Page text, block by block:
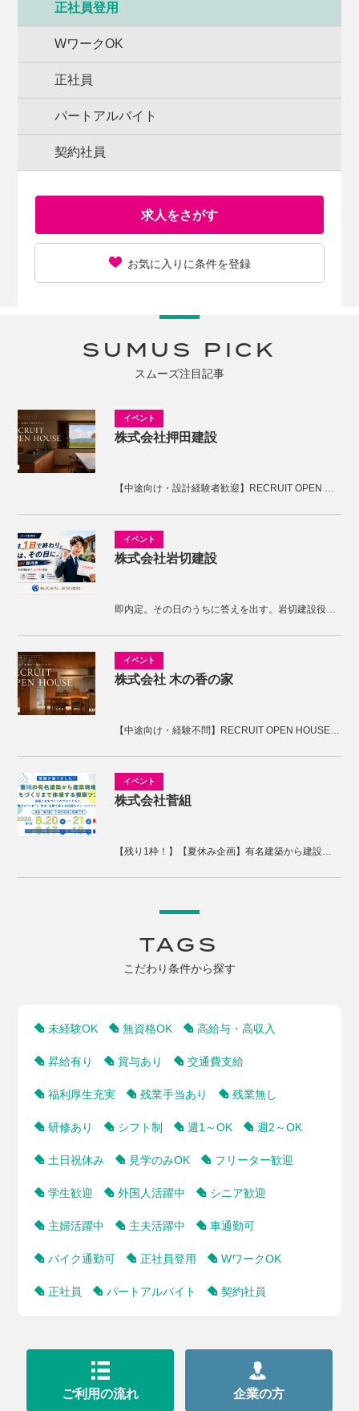
正社員登用
WワークOK
正社員
パートアルバイト
契約社員
求人をさがす
お気に入りに条件を登録
SUMUS PICK
スムーズ注目記事
株式会社押田建設
【中途向け・設計経験者歓迎】RECRUIT OPEN HOUSE開催！KNOTの家づくりを体感しませんか。
株式会社岩切建設
即内定。その日のうちに答えを出す。岩切建設役員面接
株式会社 木の香の家
【中途向け・経験不問】RECRUIT OPEN HOUSE開催！木の香の家の家づくりを体感しませんか。
株式会社菅組
【残り1枠！】【夏休み企画】有名建築から建設現場、まちづくりまで体感する2days視察ツアー
TAGS
こだわり条件から探す
未経験OK 無資格OK 高給与・高収入
昇給有り 賞与あり 交通費支給
福利厚生充実 残業手当あり 残業無し
研修あり シフト制 週1～OK 週2～OK
土日祝休み 見学のみOK フリーター歓迎
学生歓迎 外国人活躍中 シニア歓迎
主婦活躍中 主夫活躍中 車通勤可
バイク通勤可 正社員登用 WワークOK
正社員 パートアルバイト 契約社員
ご利用の流れ 企業の方